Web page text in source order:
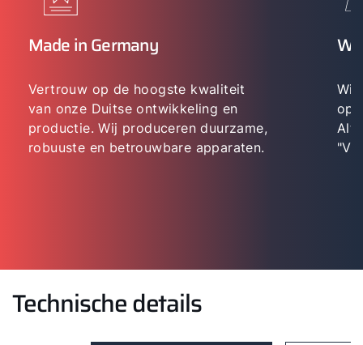
Made in Germany
Vertrouw op de hoogste kwaliteit
van onze Duitse ontwikkeling en
productie. Wij produceren duurzame,
robuuste en betrouwbare apparaten.
Wij
Technische details